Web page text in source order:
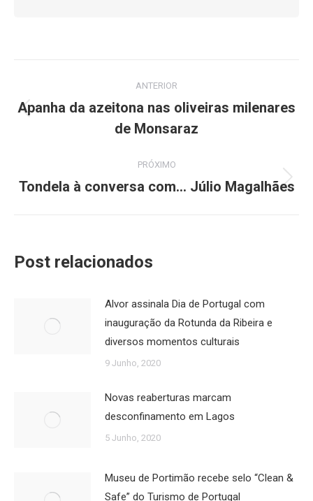
de
ANTERIOR
Post
anterior:
Apanha da azeitona nas oliveiras milenares
de Monsaraz
PRÓXIMO
Próximo
Tondela à conversa com… Júlio Magalhães
Post relacionados
Alvor assinala Dia de Portugal com
inauguração da Rotunda da Ribeira e
diversos momentos culturais
9 Junho, 2020
Novas reaberturas marcam
desconfinamento em Lagos
5 Junho, 2020
Museu de Portimão recebe selo “Clean &
Safe” do Turismo de Portugal